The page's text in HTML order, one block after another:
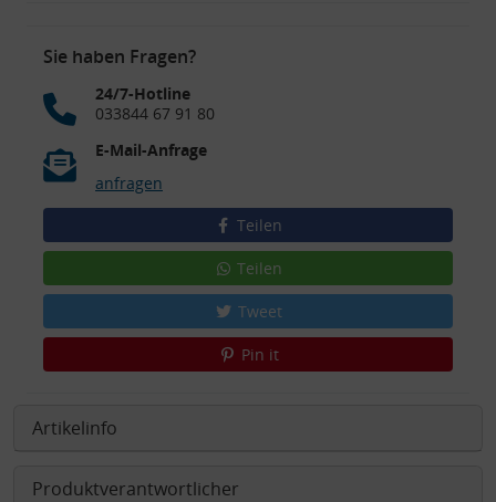
Sie haben Fragen?
24/7-Hotline
033844 67 91 80
E-Mail-Anfrage
anfragen
Teilen
Teilen
Tweet
Pin it
Artikelinfo
Produktverantwortlicher